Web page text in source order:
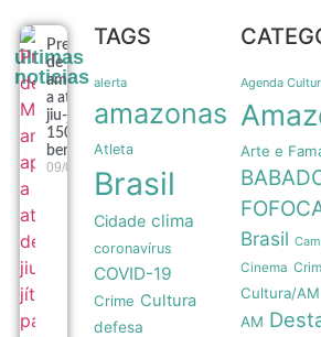
últimas
noticias
Prefeitura
de Manaus
amplia apoio
a atletas de
jiu-jítsu para
150
beneficiados
09/08
TAGS
alerta
amazonas
Atleta
Brasil
Cidade clima
coronavírus
COVID-19
Crime Cultura
defesa
Agenda
Arte e
Brasil
Cinema
Cultura/AM
AM